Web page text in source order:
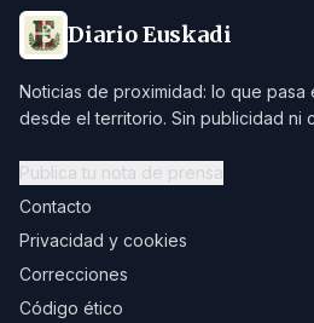
Diario Euskadi
Noticias de proximidad: lo que pasa
desde el territorio. Sin publicidad ni
Publica tu nota de prensa
Contacto
Privacidad y cookies
Correcciones
Código ético